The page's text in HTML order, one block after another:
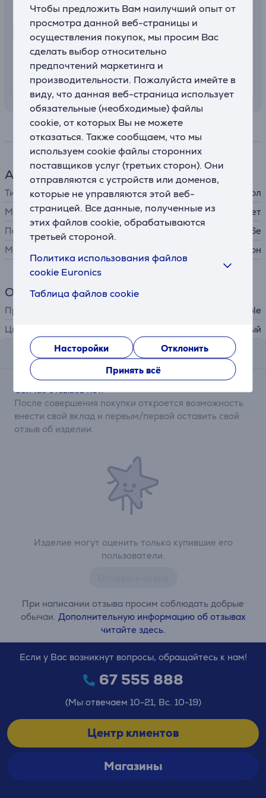
Чтобы предложить Вам наилучший опыт от
просмотра данной веб-страницы и
осуществления покупок, мы просим Вас
сделать выбор относительно
предпочтений маркетинга и
производительности. Пожалуйста имейте в
виду, что данная веб-страница использует
обязательные (необходимые) файлы
cookie, от которых Вы не можете
отказаться. Также сообщаем, что мы
используем cookie файлы сторонних
поставщиков услуг (третьих сторон). Они
отправляются с устройств или доменов,
которые не управляются этой веб-
страницей. Все данные, полученные из
этих файлов cookie, обрабатываются
третьей стороной.
Политика использования файлов
cookie Euronics
Таблица файлов cookie
Насторойки
Отклонить
Принять всё
13. - 18. августа
Доставка с заносом на територии
Латвии
13. - 15. августа
Спецификация
Аксессуар для телефона
Тип
защитный чехол
MagSafe
Нет
Подходит для телефонов
Apple iPhone 16e
Материал
силикон
Общий параметр
Производитель
Apple
Цвет
розовый
Отзывы
Изделие могут оценить только купившие его
пользователи.
При написании отзыва просим соблюдать добрые
обычаи. Дополнительную информацию об отзывах
читайте здесь.
Сейчас отзывов нет.
После совершения покупки откроется возможность
внести свой вклад и первым/первой оставить свой
отзыв об изделии.
Если у Вас возникнут вопросы, обращайтесь к нам!
67 555 888
(Мы отвечаем 10-21, Вс. 10-19)
Центр клиентов
Магазины